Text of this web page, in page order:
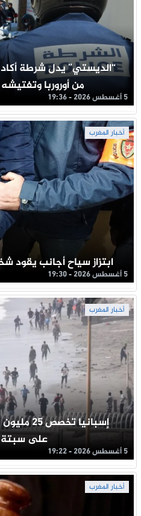
“الديستي” يدل شرطة
من أوروربا
5 أغسطس 2026 - 19:36
أخبار المغرب
ابتزاز سياح أجانب يقود
5 أغسطس 2026 - 19:30
أخبار المغرب
إسبانيا
على سبتة
5 أغسطس 2026 - 19:22
أخبار المغرب